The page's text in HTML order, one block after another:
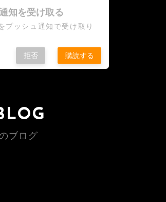
ブログ
知を受け取る
ッシュ通知で受け取り
拒否 購読する